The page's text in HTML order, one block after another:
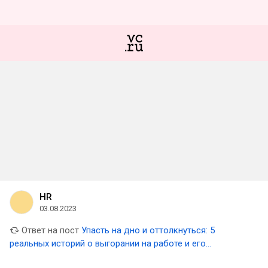
HR
03.08.2023
Ответ на пост Упасть на дно и оттолкнуться: 5
реальных историй о выгорании на работе и его